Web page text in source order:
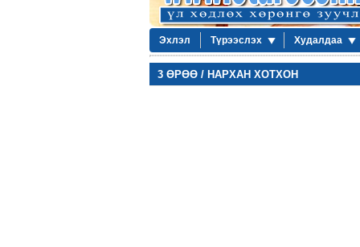
Эхлэл Түрээслэх Худалдаа
3 ӨРӨӨ / НАРХАН ХОТХОН